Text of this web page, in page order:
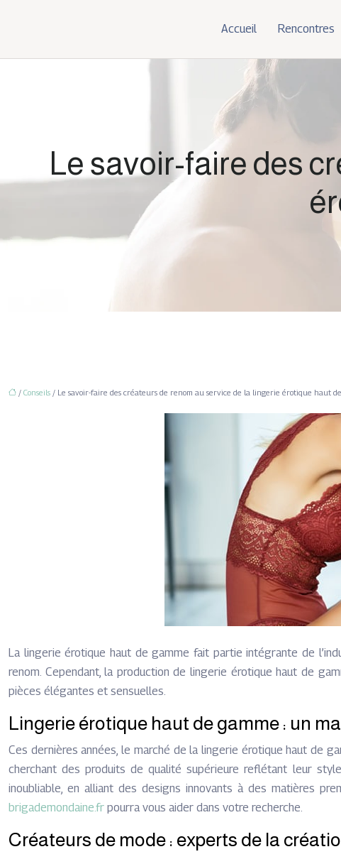
Rencontres
Accueil
Le savoir-faire des
/ Conseils / Le savoir-faire des créateurs de renom au service de la lingerie érotique haut
La lingerie érotique haut de gamme fait partie intégrante de
renom. Cependant, la production de lingerie érotique haut de
pièces élégantes et sensuelles.
Lingerie érotique haut de gamme : un
Ces dernières années, le marché de la lingerie érotique haut de
cherchant des produits de qualité supérieure reflétant leur
inoubliable, en alliant des designs innovants à des matières
brigademondaine.fr pourra vous aider dans votre recherche.
Créateurs de mode : experts de la